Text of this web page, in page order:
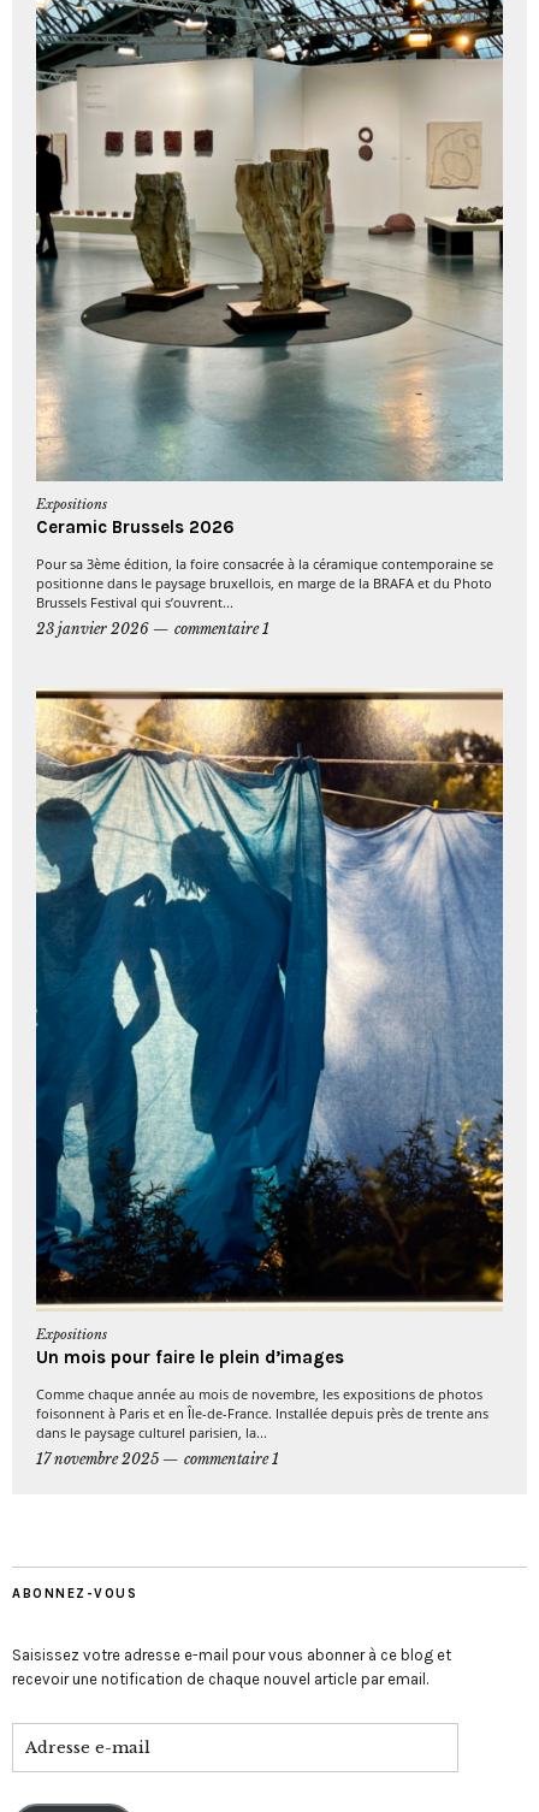
Expositions
Ceramic Brussels 2026
Pour sa 3ème édition, la foire consacrée à la céramique contemporaine se
positionne dans le paysage bruxellois, en marge de la BRAFA et du Photo
Brussels Festival qui s’ouvrent...
23 janvier 2026
commentaire 1
Expositions
Un mois pour faire le plein d’images
Comme chaque année au mois de novembre, les expositions de photos
foisonnent à Paris et en Île-de-France. Installée depuis près de trente ans
dans le paysage culturel parisien, la...
17 novembre 2025
commentaire 1
ABONNEZ-VOUS
Saisissez votre adresse e-mail pour vous abonner à ce blog et
recevoir une notification de chaque nouvel article par email.